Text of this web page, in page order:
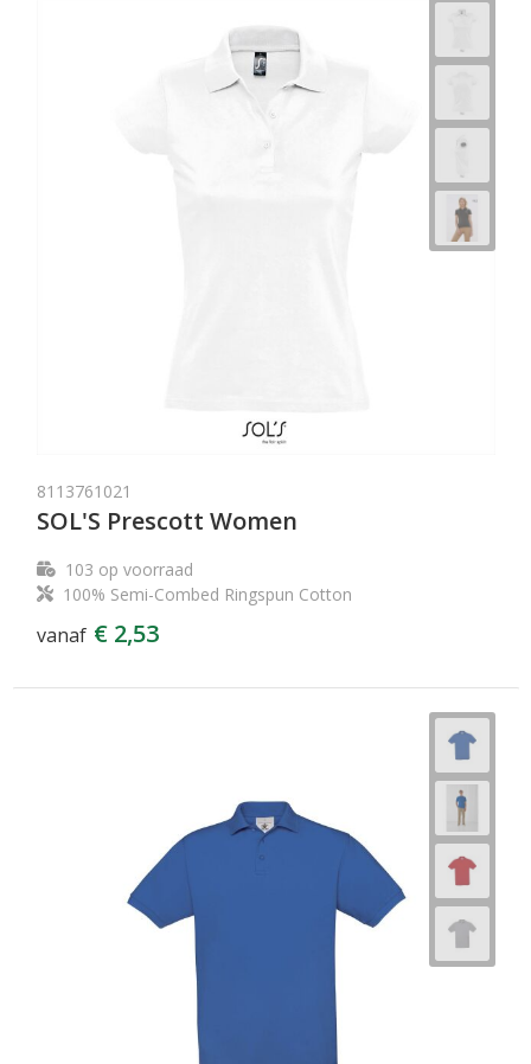
8113761021
SOL'S Prescott Women
103 op voorraad
100% Semi-Combed Ringspun Cotton
vanaf € 2,53